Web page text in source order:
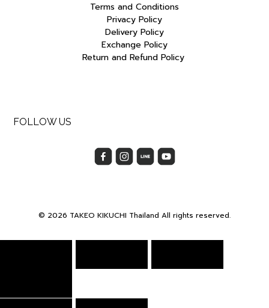
Terms and Conditions
Privacy Policy
Delivery Policy
Exchange Policy
Return and Refund Policy
FOLLOW US
© 2026 TAKEO KIKUCHI Thailand All rights reserved.